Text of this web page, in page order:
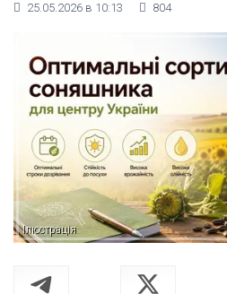
25.05.2026 в 10:13 804
Ілюстрація